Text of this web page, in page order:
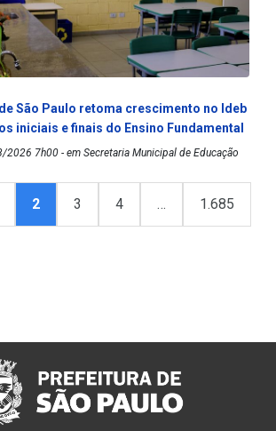
São Paulo retoma crescimento no Ideb
iniciais e finais do Ensino Fundamental
7h00 - em Secretaria Municipal de Educação
2 3 4 … 1.685